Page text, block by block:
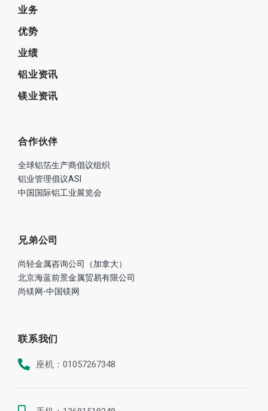
业务
优势
业绩
铝业资讯
镁业资讯
合作伙伴
全球铝箔生产商倡议组织
铝业管理倡议ASI
中国国际铝工业展览会
兄弟公司
尚轻金属咨询公司（加拿大）
北京海蓝前景金属贸易有限公司
尚镁网-中国镁网
联系我们
座机：01057267348